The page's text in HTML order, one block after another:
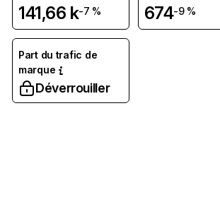
141,66 k-7 % 674-9 %
Part du trafic de
marque
Déverrouiller